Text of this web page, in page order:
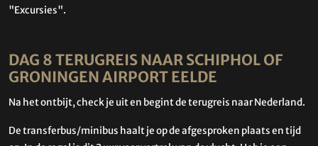
"Excursies".
DAG 8 TERUGREIS NAAR SCHIPHOL OF
GRONINGEN AIRPORT EELDE
Na het ontbijt, check je uit en begint de terugreis naar Nederland.
De transferbus/minibus haalt je op de afgesproken plaats en tijd